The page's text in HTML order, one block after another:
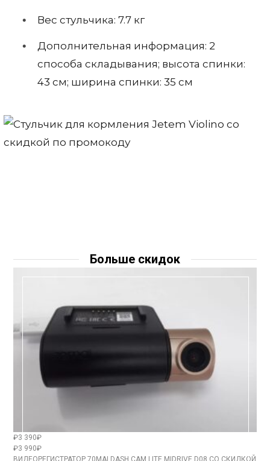
Вес стульчика: 7.7 кг
Дополнительная информация: 2
способа складывания; высота спинки:
43 см; ширина спинки: 35 см
Больше скидок
₽3 390₽
₽3 990₽